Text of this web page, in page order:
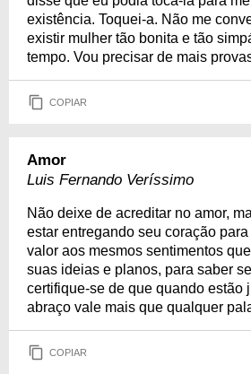
existência. Toquei-a. Não me
existir mulher tão bonita e tão
tempo. Vou precisar de mais
COPIAR
Amor
Luis Fernando Veríssimo
Não deixe de acreditar no amor,
estar entregando seu coração
valor aos mesmos sentimentos
suas ideias e planos, para saber
certifique-se de que quando estão
abraço vale mais que qualquer
COPIAR